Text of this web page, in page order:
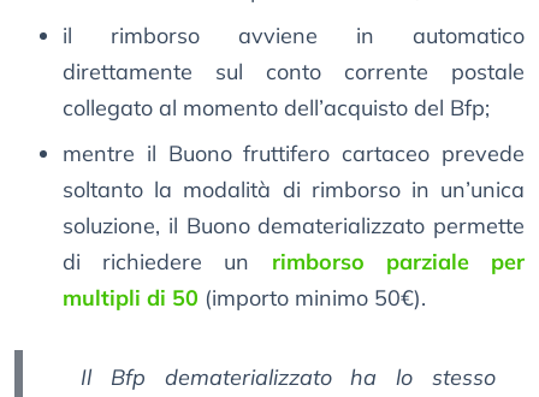
il rimborso avviene in automatico
direttamente sul conto corrente postale
collegato al momento dell’acquisto del Bfp;
mentre il Buono fruttifero cartaceo prevede
soltanto la modalità di rimborso in un’unica
soluzione, il Buono dematerializzato permette
di richiedere un rimborso parziale per
multipli di 50 (importo minimo 50€).
Il Bfp dematerializzato ha lo stesso